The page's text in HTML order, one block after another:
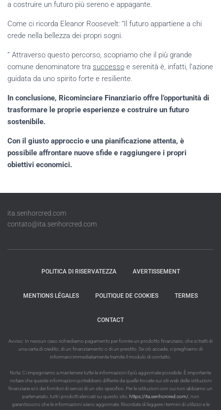
a costruire un futuro più sereno e appagante.
Come ci ricorda Eleanor Roosevelt: “Il futuro appartiene a chi
crede nella bellezza dei propri sogni.
” Attraverso questo percorso, scopriamo che il più grande
comune denominatore tra successo e serenità è, infatti, l’azione
guidata da uno spirito forte e resiliente.
In conclusione, Ricominciare Finanziario offre l’opportunità di
trasformare le proprie esperienze e costruire un futuro
sostenibile.
Con il giusto approccio e una pianificazione attenta, è
possibile affrontare nuove sfide e raggiungere i propri
obiettivi economici.
ita.senhorcred.com
contato@ita.senhorcred.com
POLITICA DI RISERVATEZZA AVERTISSEMENT
MENTIONS LÉGALES POLITIQUE DE COOKIES TERMES
CONTACT
Avviso: In nessun caso richiediamo pagamento per fornire un prodotto finanziario, che si tratti di
una carta di credito, di un finanziamento o di un prestito. Se ciò accade, vi preghiamo di
informarci immediatamente tramite il modulo di contatto.
Nota: Ci impegniamo a mantenere tutte le informazioni il più aggiornate possibile. È importante
notare che queste informazioni potrebbero differire da quelle trovate sui siti web delle istituzioni
finanziarie e/o dei fornitori di servizi di un sito specifico. Per le istituzioni con cui non abbiamo un
partenariato, tutti i prodotti elencati su questo sito, https://ita.senhorcred.com/, non
garantiscono che le informazioni siano aggiornate. Ricordate di leggere i termini di utilizzo e le